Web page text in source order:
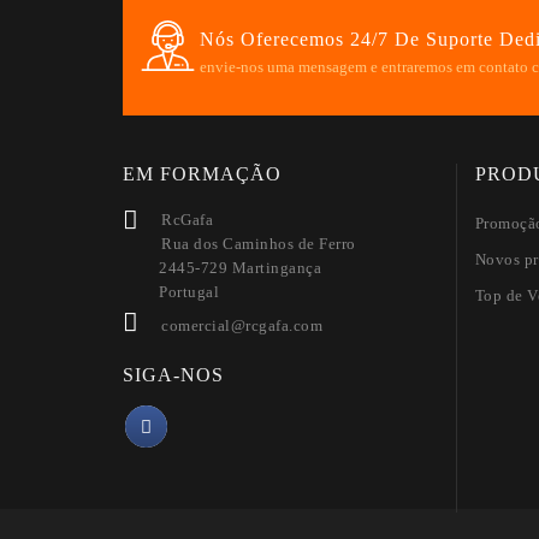
Nós Oferecemos 24/7 De Suporte
envie-nos uma mensagem e entraremos em contato
EM FORMAÇÃO
RcGafa
Rua dos Caminhos de Ferro
2445-729 Martingança
Portugal
comercial@rcgafa.com
SIGA-NOS
Novos
Top de